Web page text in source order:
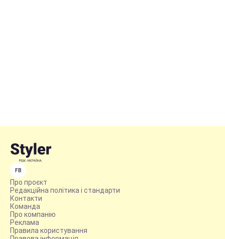
FB
Про проєкт
Редакційна політика і стандарти
Контакти
Команда
Про компанію
Реклама
Правила користування